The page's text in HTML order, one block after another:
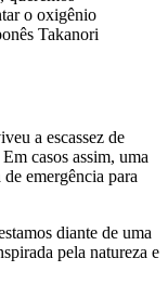
o oxigênio
Takanori
a escassez de
casos assim, uma
emergência para
diante de uma
pela natureza e